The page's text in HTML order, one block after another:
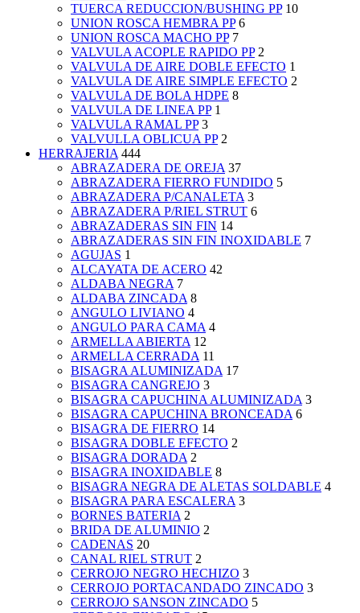
TUERCA REDUCCION/BUSHING PP 10
UNION ROSCA HEMBRA PP 6
UNION ROSCA MACHO PP 7
VALVULA ACOPLE RAPIDO PP 2
VALVULA DE AIRE DOBLE EFECTO 1
VALVULA DE AIRE SIMPLE EFECTO 2
VALVULA DE BOLA HDPE 8
VALVULA DE LINEA PP 1
VALVULA RAMAL PP 3
VALVULLA OBLICUA PP 2
HERRAJERIA 444
ABRAZADERA DE OREJA 37
ABRAZADERA FIERRO FUNDIDO 5
ABRAZADERA P/CANALETA 3
ABRAZADERA P/RIEL STRUT 6
ABRAZADERAS SIN FIN 14
ABRAZADERAS SIN FIN INOXIDABLE 7
AGUJAS 1
ALCAYATA DE ACERO 42
ALDABA NEGRA 7
ALDABA ZINCADA 8
ANGULO LIVIANO 4
ANGULO PARA CAMA 4
ARMELLA ABIERTA 12
ARMELLA CERRADA 11
BISAGRA ALUMINIZADA 17
BISAGRA CANGREJO 3
BISAGRA CAPUCHINA ALUMINIZADA 3
BISAGRA CAPUCHINA BRONCEADA 6
BISAGRA DE FIERRO 14
BISAGRA DOBLE EFECTO 2
BISAGRA DORADA 2
BISAGRA INOXIDABLE 8
BISAGRA NEGRA DE ALETAS SOLDABLE 4
BISAGRA PARA ESCALERA 3
BORNES BATERIA 2
BRIDA DE ALUMINIO 2
CADENAS 20
CANAL RIEL STRUT 2
CERROJO NEGRO HECHIZO 3
CERROJO PORTACANDADO ZINCADO 3
CERROJO SANSON ZINCADO 5